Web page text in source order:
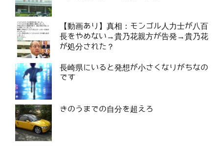
【動画あり】真相：モンゴル人力士が八百
長をやめない→貴乃花親方が告発→貴乃花
が処分された？
長崎県にいると発想が小さくなりがちなの
です
きのうまでの自分を超えろ